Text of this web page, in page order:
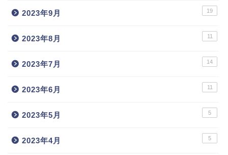
2023年9月 19
2023年8月 11
2023年7月 14
2023年6月 11
2023年5月 5
2023年4月 5